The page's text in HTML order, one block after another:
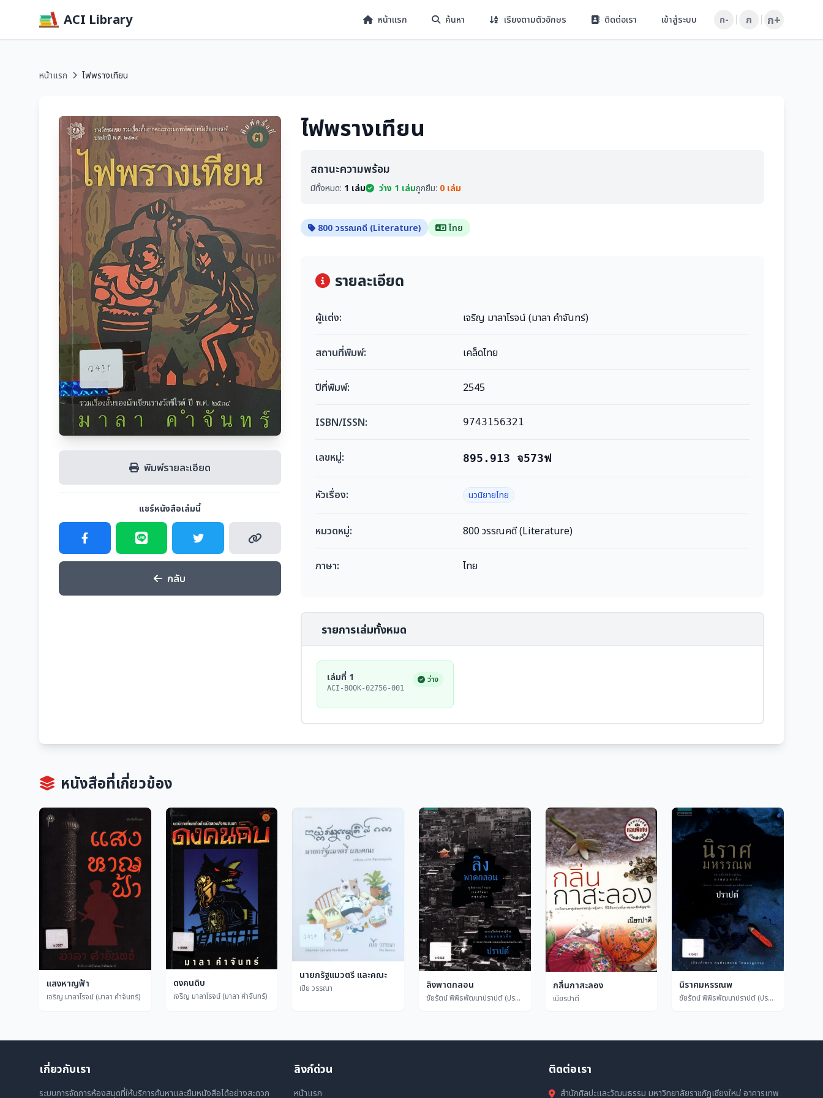
ACI Library หน้าแรก ค้นหา เรียงตามตัวอักษร ติดต่อเรา เข้าสู่ระบบ ก- ก ก+
หน้าแรก ไฟพรางเทียน
พิมพ์รายละเอียด
แชร์หนังสือเล่มนี้
กลับ
ไฟพรางเทียน
สถานะความพร้อม
มีทั้งหมด: 1 เล่ม ว่าง 1 เล่มถูกยืม: 0 เล่ม
800 วรรณคดี (Literature) ไทย
รายละเอียด
ผู้แต่ง: เจริญ มาลาโรจน์ (มาลา คำจันทร์)
สถานที่พิมพ์: เคล็ดไทย
ปีที่พิมพ์: 2545
ISBN/ISSN: 9743156321
เลขหมู่: 895.913 จ573ฟ
หัวเรื่อง: นวนิยายไทย
หมวดหมู่: 800 วรรณคดี (Literature)
ภาษา: ไทย
รายการเล่มทั้งหมด
เล่มที่ 1
ACI-BOOK-02756-001
ว่าง
หนังสือที่เกี่ยวข้อง
แสงหาญฟ้า
เจริญ มาลาโรจน์ (มาลา คำจันทร์)
ดงคนดิบ
เจริญ มาลาโรจน์ (มาลา คำจันทร์)
นายกรัฐแมวตรี และคณะ
เปีย วรรณา ลิงพาดกลอน
ชัยรัตน์ พิพิธพัฒนาปราปต์ (ปราปต์)
กลิ่นกาสะลอง
เนียรปาตี
นิราศมหรรณพ
ชัยรัตน์ พิพิธพัฒนาปราปต์ (ปราปต์)
เกี่ยวกับเรา
ระบบการจัดการห้องสมุดที่ให้บริการค้นหาและยืมหนังสือได้อย่างสะดวก
ลิงก์ด่วน
หน้าแรก
ติดต่อเรา
สำนักศิลปะและวัฒนธรรม มหาวิทยาลัยราชภัฏเชียงใหม่ อาคารเทพ